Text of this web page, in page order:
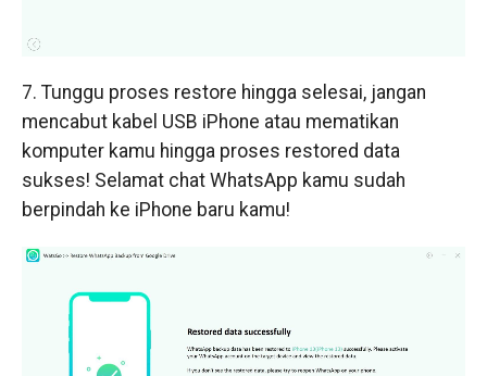
7. Tunggu proses restore hingga selesai, jangan
mencabut kabel USB iPhone atau mematikan
komputer kamu hingga proses restored data
sukses! Selamat chat WhatsApp kamu sudah
berpindah ke iPhone baru kamu!